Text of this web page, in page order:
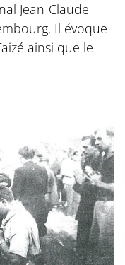
Jean-Claude
Il évoque
ainsi que le